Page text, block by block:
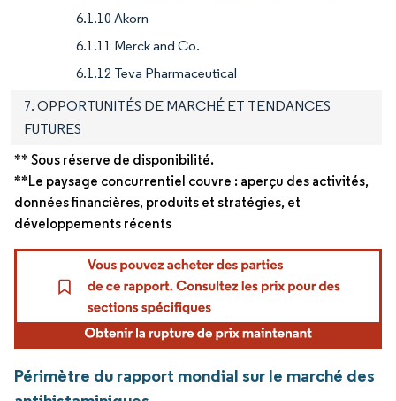
6.1.10 Akorn
6.1.11 Merck and Co.
6.1.12 Teva Pharmaceutical
7. OPPORTUNITÉS DE MARCHÉ ET TENDANCES
FUTURES
** Sous réserve de disponibilité.
**Le paysage concurrentiel couvre : aperçu des activités,
données financières, produits et stratégies, et
développements récents
Périmètre du rapport mondial sur le marché des